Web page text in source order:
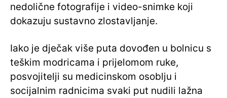
nedolične fotografije i video-snimke koji
dokazuju sustavno zlostavljanje.
Iako je dječak više puta dovođen u bolnicu s
teškim modricama i prijelomom ruke,
posvojitelji su medicinskom osoblju i
socijalnim radnicima svaki put nudili lažna